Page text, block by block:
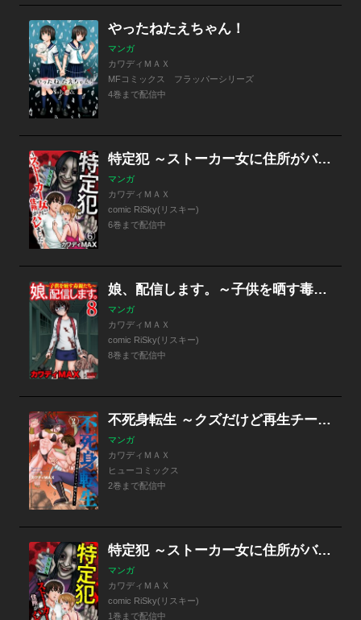
やったねたえちゃん！
マンガ
カワディＭＡＸ
MFコミックス フラッパーシリーズ
4巻まで配信中
特定犯 ～ストーカー女に住所がバレました～（分冊版）
マンガ
カワディＭＡＸ
comic RiSky(リスキー)
6巻まで配信中
娘、配信します。～子供を晒す毒親たち～
マンガ
カワディＭＡＸ
comic RiSky(リスキー)
8巻まで配信中
不死身転生 ～クズだけど再生チートで無双します～
マンガ
カワディＭＡＸ
ヒューコミックス
2巻まで配信中
特定犯 ～ストーカー女に住所がバレました～
マンガ
カワディＭＡＸ
comic RiSky(リスキー)
1巻まで配信中